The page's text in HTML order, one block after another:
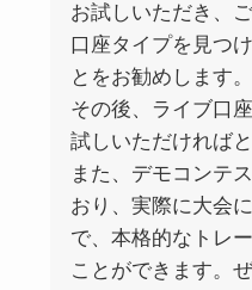
お試しいただき、
口座タイプを見つ
とをお勧めします。
その後、ライブ口
試しいただければと
また、デモコンテ
おり、実際に大会
で、本格的なトレ
ことができます。